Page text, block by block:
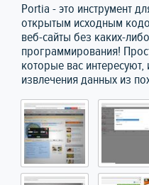
Portia - это инструмент
открытым исходным
веб-сайты без каких-
программирования!
которые вас
извлечения данных из